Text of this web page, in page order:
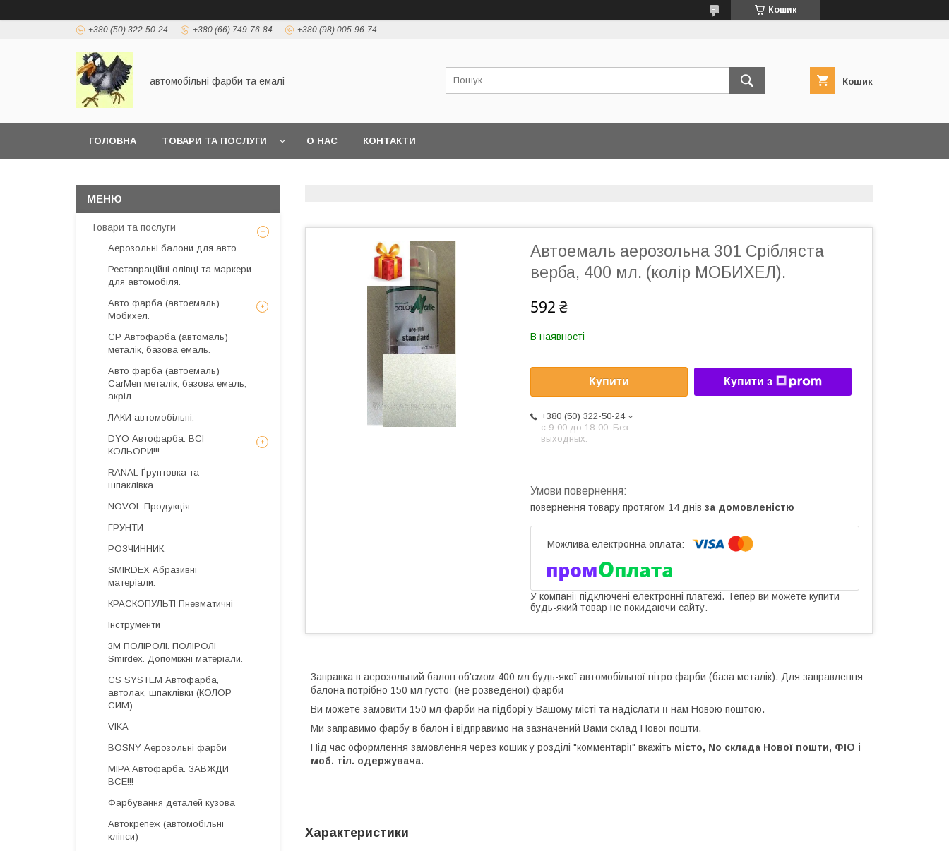
Кошик
+380 (50) 322-50-24 +380 (66) 749-76-84 +380 (98) 005-96-74
автомобільні фарби та емалі Кошик
ГОЛОВНА ТОВАРИ ТА ПОСЛУГИ О НАС КОНТАКТИ
Автоемаль аерозольна 301 Срібляста
верба, 400 мл. (колір МОБИХЕЛ).
592 ₴
В наявності
Купити Купити з
+380 (50) 322-50-24
с 9-00 до 18-00. Без
выходных.
повернення товару протягом 14 днів за домовленістю
У компанії підключені електронні платежі. Тепер ви можете купити
будь-який товар не покидаючи сайту.
Заправка в аерозольний балон об'ємом 400 мл будь-якої автомобільної нітро фарби (база металік). Для заправлення
балона потрібно 150 мл густої (не розведеної) фарби
Ви можете замовити 150 мл фарби на підборі у Вашому місті та надіслати її нам Новою поштою.
Ми заправимо фарбу в балон і відправимо на зазначений Вами склад Нової пошти.
Під час оформлення замовлення через кошик у розділі "комментарії" вкажіть місто, No склада Нової пошти, ФІО і
моб. тіл. одержувача.
Характеристики
Товари та послуги
Аерозольні балони для авто.
Реставраційні олівці та маркери
для автомобіля.
Авто фарба (автоемаль)
Мобихел.
CP Автофарба (автомаль)
металік, базова емаль.
Авто фарба (автоемаль)
CarMen металік, базова емаль,
акріл.
ЛАКИ автомобільні.
DYO Автофарба. ВСІ
КОЛЬОРИ!!!
RANAL Ґрунтовка та
шпаклівка.
NOVOL Продукція
ГРУНТИ
РОЗЧИННИК.
SMIRDEX Абразивні
матеріали.
КРАСКОПУЛЬТІ Пневматичні
Інструменти
3М ПОЛІРОЛІ. ПОЛІРОЛІ
Smirdex. Допоміжні матеріали.
CS SYSTEM Автофарба,
автолак, шпаклівки (КОЛОР
СИМ).
VIKA
BOSNY Аерозольні фарби
MIPA Автофарба. ЗАВЖДИ
ВСЕ!!!
Фарбування деталей кузова
Автокрепеж (автомобільні
кліпси)